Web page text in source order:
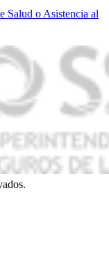
Salud o Asistencia al